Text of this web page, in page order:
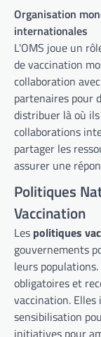
Organisation
internationales
L'OMS joue un
de vaccination
collaboration
partenaires pour
distribuer là où
collaborations
partager les
assurer une
Politiques
Vaccination
Les politiques
gouvernements
leurs
obligatoires et
vaccination. Elles
sensibilisation